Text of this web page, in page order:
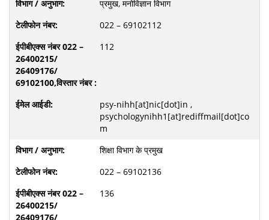
प्रमुख, मनोविज्ञान विभाग
022 – 69102112
112
psy-nihh[at]nic[dot]in ,
psychologynihh1[at]rediffmail[dot]co
m
शिक्षा विभाग के प्रमुख
022 – 69102136
136